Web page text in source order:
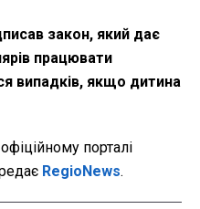
закон, який дає
працювати
випадків, якщо дитина
порталі
RegioNews.